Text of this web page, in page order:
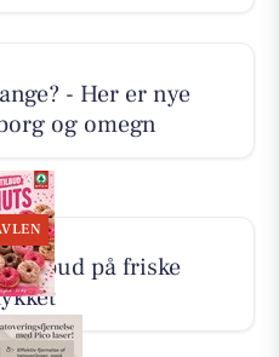
- Her er nye
og omegn
på friske